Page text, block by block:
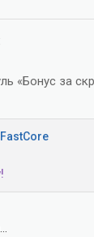
«Бонус за